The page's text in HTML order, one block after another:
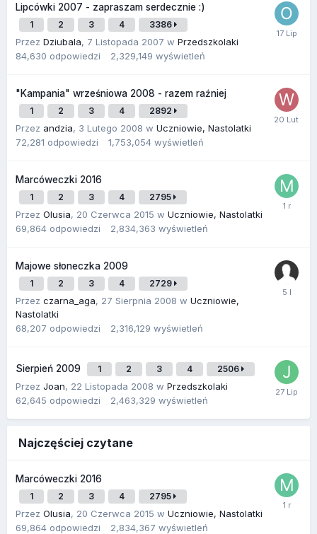
Lipcówki 2007 - zapraszam serdecznie :)
1 2 3 4 3386
Przez Dziubala, 7 Listopada 2007 w Przedszkolaki
84,630 odpowiedzi 2,329,149 wyświetleń
"Kampania" wrześniowa 2008 - razem raźniej
1 2 3 4 2892
Przez andzia, 3 Lutego 2008 w Uczniowie, Nastolatki
72,281 odpowiedzi 1,753,054 wyświetleń
Marcóweczki 2016
1 2 3 4 2795
Przez Olusia, 20 Czerwca 2015 w Uczniowie, Nastolatki
69,864 odpowiedzi 2,834,363 wyświetleń
Majowe słoneczka 2009
1 2 3 4 2729
Przez czarna_aga, 27 Sierpnia 2008 w Uczniowie,
Nastolatki
68,207 odpowiedzi 2,316,129 wyświetleń
Sierpień 2009 1 2 3 4 2506
Przez Joan, 22 Listopada 2008 w Przedszkolaki
62,645 odpowiedzi 2,463,329 wyświetleń
Najczęściej czytane
Marcóweczki 2016
1 2 3 4 2795
Przez Olusia, 20 Czerwca 2015 w Uczniowie, Nastolatki
69,864 odpowiedzi 2,834,367 wyświetleń